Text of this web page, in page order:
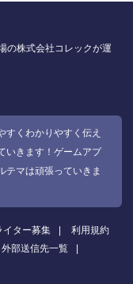
の株式会社コレックが運
すくわかりやすく伝え
いきます！ゲームアプ
テマは頑張っていきま
イター募集
利用規約
外部送信先一覧